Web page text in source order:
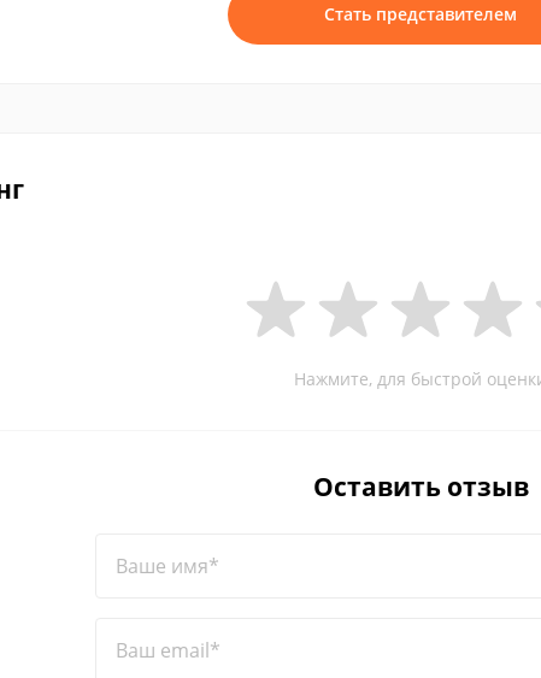
Стать представителем
Нажмите, для быстрой
Оставить отзыв
Ваше имя*
Ваш email*